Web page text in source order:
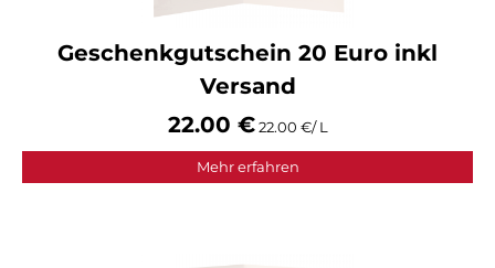
Geschenkgutschein 20 Euro inkl
Versand
22.00 € 22.00 €/ L
Mehr erfahren